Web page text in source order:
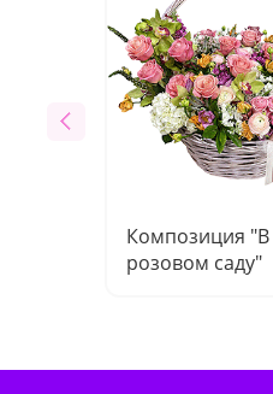
Композиция "В
розовом саду"